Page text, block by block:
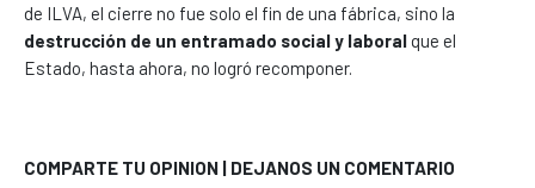
de ILVA, el cierre no fue solo el fin de una fábrica, sino la
destrucción de un entramado social y laboralque el
Estado, hasta ahora, no logró recomponer.
COMPARTE TU OPINION | DEJANOS UN COMENTARIO